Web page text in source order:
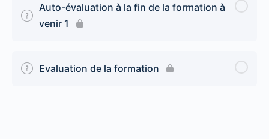
Auto-évaluation à la fin de la formation à
venir 1
Evaluation de la formation